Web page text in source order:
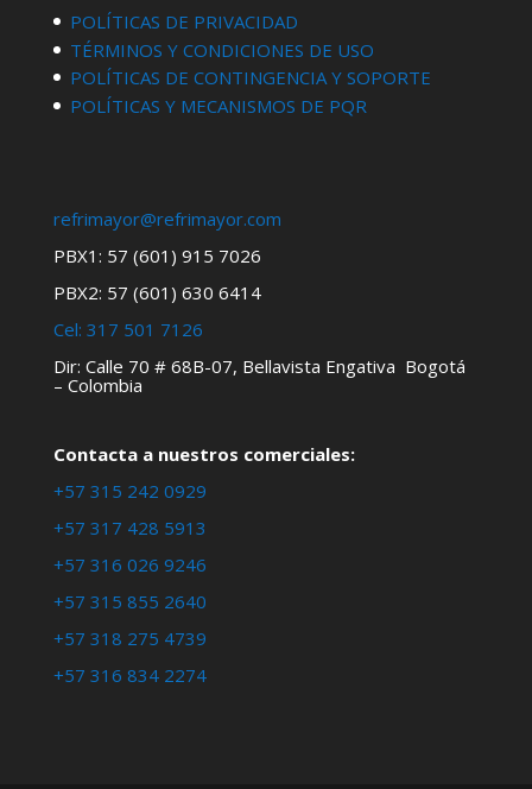
POLÍTICAS DE PRIVACIDAD
TÉRMINOS Y CONDICIONES DE USO
POLÍTICAS DE CONTINGENCIA Y SOPORTE
POLÍTICAS Y MECANISMOS DE PQR
refrimayor@refrimayor.com
PBX1: 57 (601) 915 7026
PBX2: 57 (601) 630 6414
Cel: 317 501 7126
Dir: Calle 70 # 68B-07, Bellavista Engativa Bogotá
– Colombia
Contacta a nuestros comerciales:
+57 315 242 0929
+57 317 428 5913
+57 316 026 9246
+57 315 855 2640
+57 318 275 4739
+57 316 834 2274